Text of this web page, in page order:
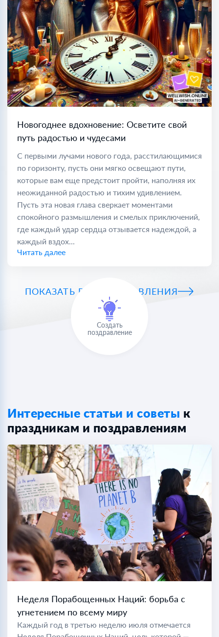
Новогоднее вдохновение: Осветите свой
путь радостью и чудесами
С первыми лучами нового года, расстилающимися
по горизонту, пусть они мягко освещают пути,
которые вам еще предстоит пройти, наполняя их
неожиданной радостью и тихим удивлением.
Пусть эта новая глава сверкает моментами
спокойного размышления и смелых приключений,
где каждый удар сердца отзывается надеждой, а
каждый вздох...
Читать далее
ПОКАЗАТЬ ВСЕ ПОЗДРАВЛЕНИЯ
Создать
поздравление
Интересные статьи и советы к
праздникам и поздравлениям
Неделя Порабощенных Наций: борьба с
угнетением по всему миру
Каждый год в третью неделю июля отмечается